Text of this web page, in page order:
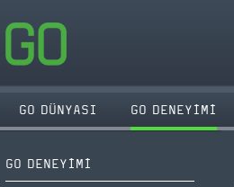
GO DÜNYASI GO DENEYİMİ
GO DENEYİMİ